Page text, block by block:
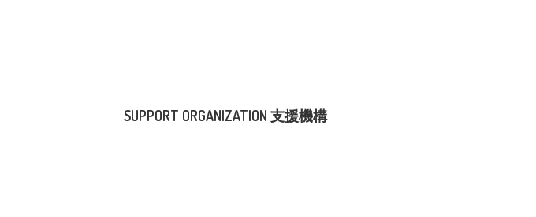
SUPPORT ORGANIZATION 支援機構